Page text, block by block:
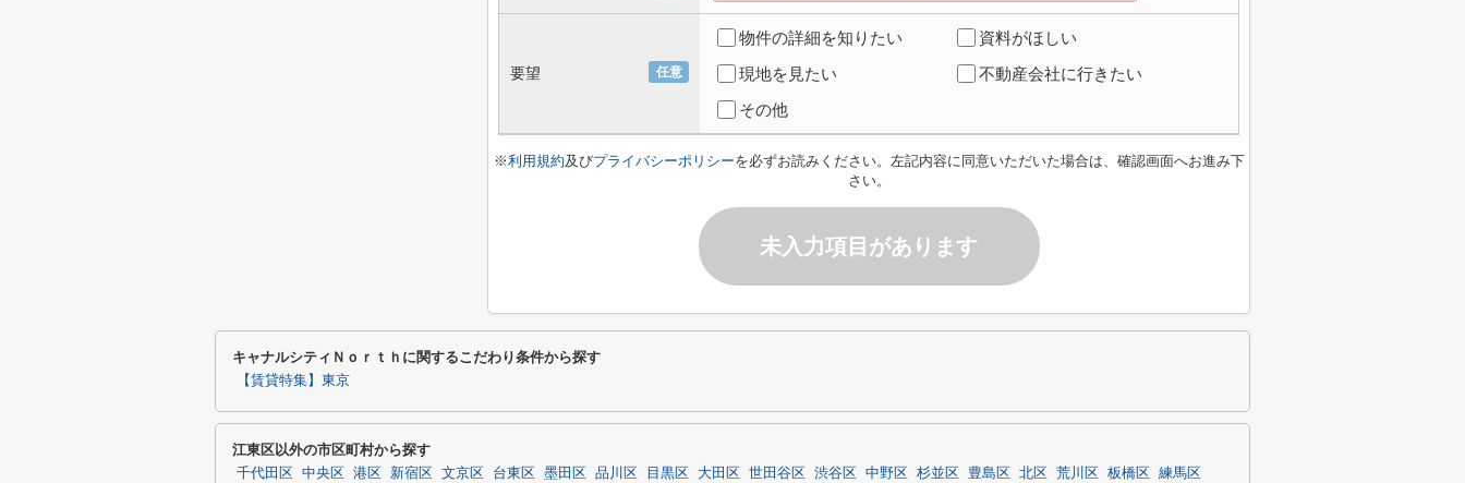
任意
要望
物件の詳細を知りたい
資料がほしい
現地を見たい
不動産会社に行きたい
その他
※利用規約及びプライバシーポリシーを必ずお読みください。左記内容に同意いただいた場合は、確認画面へお進み下
さい。
未入力項目があります
キャナルシティＮｏｒｔｈに関するこだわり条件から探す
【賃貸特集】東京
江東区以外の市区町村から探す
千代田区 中央区 港区 新宿区 文京区 台東区 墨田区 品川区 目黒区 大田区 世田谷区 渋谷区 中野区 杉並区 豊島区 北区 荒川区 板橋区 練馬区